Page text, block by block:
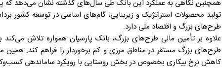
همچنین نگاهی به عملکرد این بانک طی سال‌های گذشته نشان می‌دهد که
تولید محصولات استراتژیک و زیربنایی، گام‌های اساسی در توسعه کشور
طرح‌های بزرگ و اقتصاد ملی دارد.
علاوه بر تأمین مالی طرح‌های بزرگ، بانک پارسیان همواره تلاش
طرح‌های بزرگ مستقر در مناطق مرزی و کم برخوردار را فراهم کند.
کاهش نرخ بیکاری بخصوص در بخش روستایی با رویکرد ساماندهی